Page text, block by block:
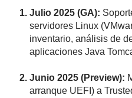
Julio 2025 (GA):
servidores Linux
inventario, análisis de
aplicaciones Java
Junio 2025 (Preview):
arranque UEFI) a